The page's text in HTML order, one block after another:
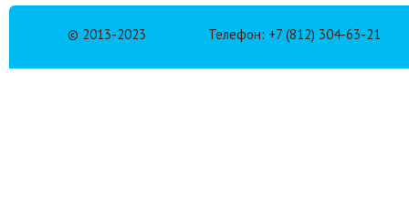
© 2013-2023 Телефон: +7 (812) 304-63-21